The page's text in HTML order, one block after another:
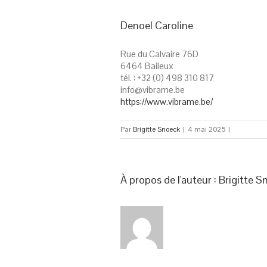
Denoel Caroline
Rue du Calvaire 76D
6464 Baileux
tél. : +32 (0) 498 310 817
info@vibrame.be
https://www.vibrame.be/
Par Brigitte Snoeck | 4 mai 2025 |
À propos de l'auteur : Brigitte